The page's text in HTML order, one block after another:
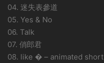
04. 迷失表參道
05. Yes & No
06. Talk
07. 俏郎君
08. like � – animated short